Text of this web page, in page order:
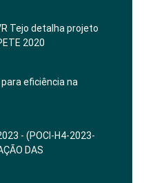
Tejo detalha projeto
2020
eficiência na
- (POCI-H4-2023-
DAS